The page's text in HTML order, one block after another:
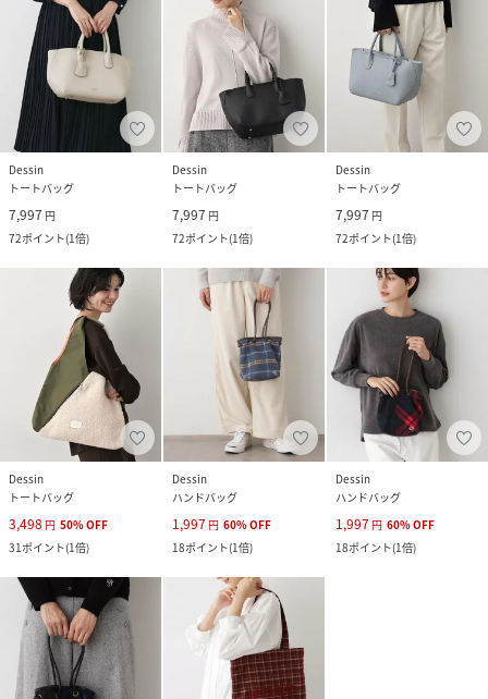
Dessin
トートバッグ
7,997 円
72ポイント(1倍)
Dessin
トートバッグ
7,997 円
72ポイント(1倍)
Dessin
トートバッグ
7,997 円
72ポイント(1倍)
Dessin
トートバッグ
3,498 円 50%OFF
31ポイント(1倍)
Dessin
ハンドバッグ
1,997 円 60%OFF
18ポイント(1倍)
Dessin
ハンドバッグ
1,997 円 60%OFF
18ポイント(1倍)